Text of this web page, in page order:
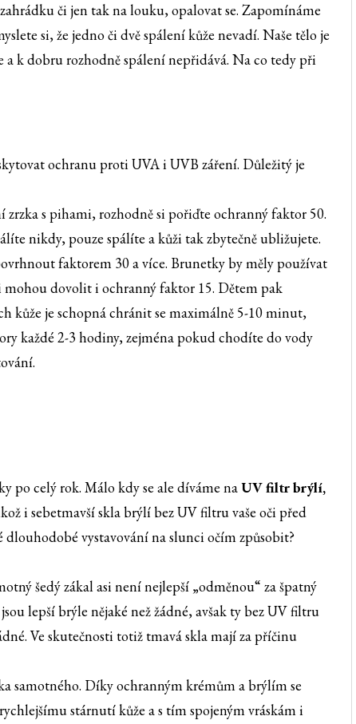
či jen tak na louku, opalovat se. Zapomínáme
si, že jedno či dvě spálení kůže nevadí. Naše tělo je
a k dobru rozhodně spálení nepřidává. Na co tedy při
ochranu proti UVA i UVB záření. Důležitý je
zrzka s pihami, rozhodně si pořiďte ochranný faktor 50.
nikdy, pouze spálíte a kůži tak zbytečně ubližujete.
faktorem 30 a více. Brunetky by měly používat
mohou dovolit i ochranný faktor 15. Dětem pak
kůže je schopná chránit se maximálně 5-10 minut,
každé 2-3 hodiny, zejména pokud chodíte do vody
po celý rok. Málo kdy se ale díváme naUV filtr brýlí,
i sebetmavší skla brýlí bez UV filtru vaše oči před
vystavování na slunci očím způsobit?
šedý zákal asi není nejlepší „odměnou“ za špatný
lepší brýle nějaké než žádné, avšak ty bez UV filtru
Ve skutečnosti totiž tmavá skla mají za příčinu
samotného. Díky ochranným krémům a brýlím se
stárnutí kůže a s tím spojeným vráskám i